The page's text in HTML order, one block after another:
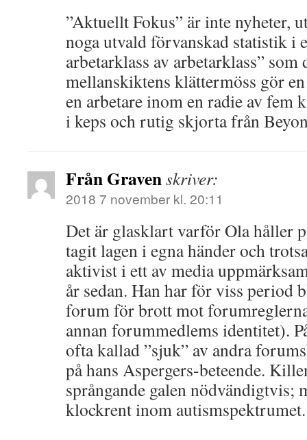
”Aktuellt Fokus” är inte nyheter,
noga utvald förvanskad statistik i
arbetarklass av arbetarklass” som
mellanskiktens klättermöss gör
en arbetare inom en radie av fem
i keps och rutig skjorta från
Från Gravenskriver:
2018 7 november kl. 20:11
Det är glasklart varför Ola håller
tagit lagen i egna händer och
aktivist i ett av media
år sedan. Han har för viss period
forum för brott mot
annan forummedlems identitet).
ofta kallad ”sjuk” av andra
på hans Aspergers-beteende.
språngande galen nödvändigtvis;
klockrent inom autismspektrumet.